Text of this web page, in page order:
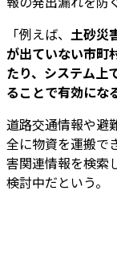
「例えば、 土砂災
が出ていない市町
たり、システム上
ることで有効にな
道路交通情報や避
全に物資を運搬で
害関連情報を検索
検討中だという。